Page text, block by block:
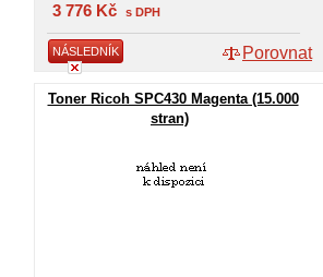
3 776 Kč s DPH
Porovnat
NÁSLEDNÍK
Toner Ricoh SPC430 Magenta (15.000
stran)